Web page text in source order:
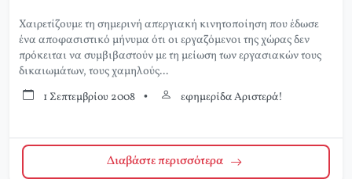
Χαιρετίζουμε τη σημερινή απεργιακή κινητοποίηση που έδωσε
ένα αποφασιστικό μήνυμα ότι οι εργαζόμενοι της χώρας δεν
πρόκειται να συμβιβαστούν με τη μείωση των εργασιακών τους
δικαιωμάτων, τους χαμηλούς...
1 Σεπτεμβρίου 2008 • εφημερίδα Αριστερά!
Διαβάστε περισσότερα